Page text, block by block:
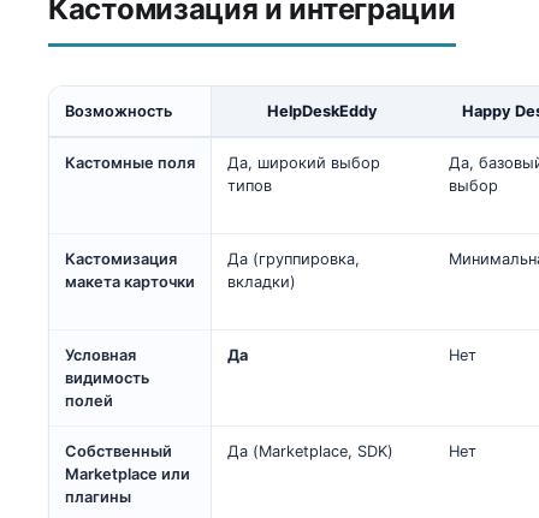
Кастомизация и интеграции
Возможность HelpDeskEddy Happy
Кастомные поля
Да, широкий выбор
типов
Да,
выбор
Кастомизация
макета карточки
Да (группировка,
вкладки)
Условная
видимость
полей
Да Нет
Собственный
Marketplace или
плагины
Да (Marketplace, SDK) Нет